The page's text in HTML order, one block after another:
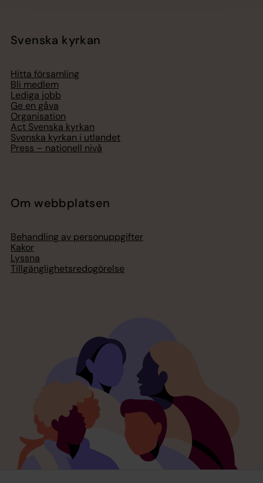
Svenska kyrkan
Hitta församling
Bli medlem
Lediga jobb
Ge en gåva
Organisation
Act Svenska kyrkan
Svenska kyrkan i utlandet
Press – nationell nivå
Om webbplatsen
Behandling av personuppgifter
Kakor
Lyssna
Tillgänglighetsredogörelse